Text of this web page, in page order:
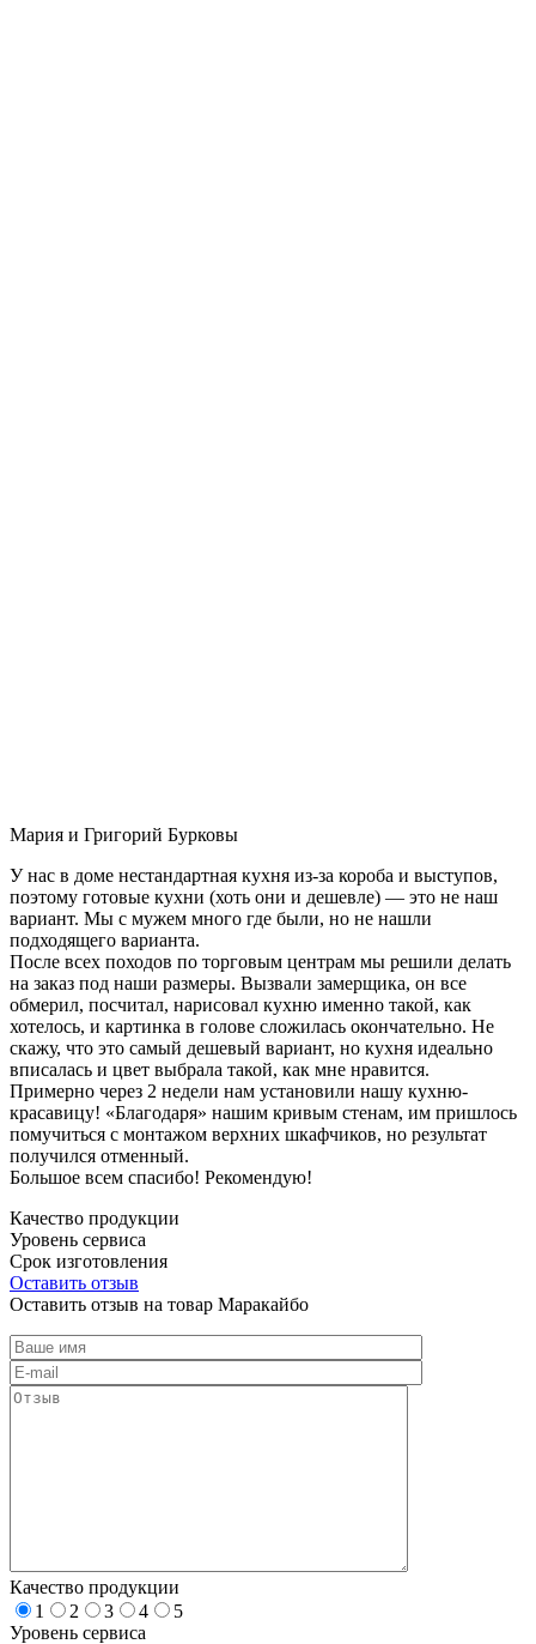
Мария и Григорий Бурковы
У нас в доме нестандартная кухня из-за короба и выступов,
поэтому готовые кухни (хоть они и дешевле) — это не наш
вариант. Мы с мужем много где были, но не нашли
подходящего варианта.
После всех походов по торговым центрам мы решили делать
на заказ под наши размеры. Вызвали замерщика, он все
обмерил, посчитал, нарисовал кухню именно такой, как
хотелось, и картинка в голове сложилась окончательно. Не
скажу, что это самый дешевый вариант, но кухня идеально
вписалась и цвет выбрала такой, как мне нравится.
Примерно через 2 недели нам установили нашу кухню-
красавицу! «Благодаря» нашим кривым стенам, им пришлось
помучиться с монтажом верхних шкафчиков, но результат
получился отменный.
Большое всем спасибо! Рекомендую!
Качество продукции
Уровень сервиса
Срок изготовления
Оставить отзыв
Оставить отзыв на товар Маракайбо
Качество продукции
1
2 3 4
5
Уровень сервиса